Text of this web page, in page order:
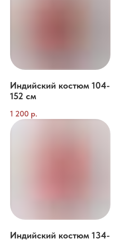
Индийский костюм 104-
152 см
1 200 р.
Индийский костюм 134-